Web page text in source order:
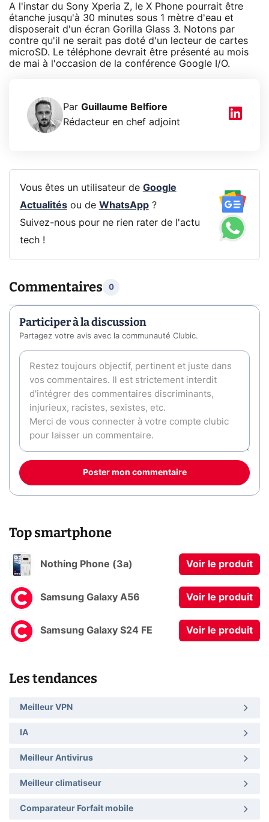
A l'instar du Sony Xperia Z, le X Phone pourrait être
étanche jusqu'à 30 minutes sous 1 mètre d'eau et
disposerait d'un écran Gorilla Glass 3. Notons par
contre qu'il ne serait pas doté d'un lecteur de cartes
microSD. Le téléphone devrait être présenté au mois
de mai à l'occasion de la conférence Google I/O.
Par Guillaume Belfiore
Rédacteur en chef adjoint
Vous êtes un utilisateur de Google
Actualitésou de WhatsApp?
Suivez-nous pour ne rien rater de l'actu
tech !
Commentaires 0
Participer à la discussion
Partagez votre avis avec la communauté Clubic.
Poster mon commentaire
Top smartphone
Nothing Phone (3a) Voir le produit
Samsung Galaxy A56 Voir le produit
Samsung Galaxy S24 FE Voir le produit
Les tendances
Meilleur VPN
IA
Meilleur Antivirus
Meilleur climatiseur
Comparateur Forfait mobile